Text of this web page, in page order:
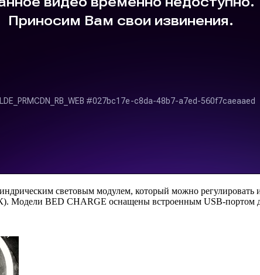
световым модулем, который можно
Модели BED CHARGE оснащены встроенным USB-портом